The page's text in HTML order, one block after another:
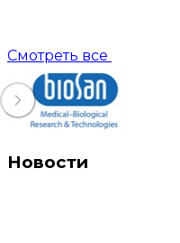
Смотреть все
Новости